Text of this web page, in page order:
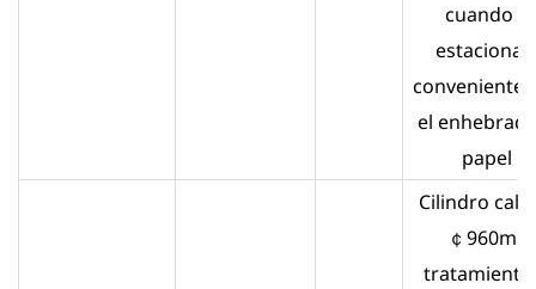
cuando
estaciona
conveniente
el
papel .
Cilindro
￠960mm
tratamiento